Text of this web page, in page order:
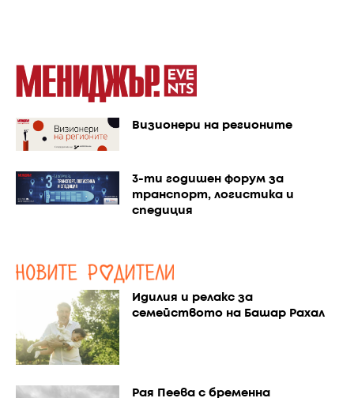
Визионери на регионите
3-ти годишен форум за
транспорт, логистика и
спедиция
Идилия и релакс за
семейството на Башар Рахал
Рая Пеева с бременна